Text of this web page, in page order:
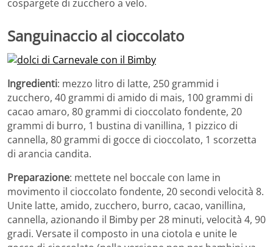
cospargete di zucchero a velo.
Sanguinaccio al cioccolato
Ingredienti: mezzo litro di latte, 250 grammid i
zucchero, 40 grammi di amido di mais, 100 grammi di
cacao amaro, 80 grammi di cioccolato fondente, 20
grammi di burro, 1 bustina di vanillina, 1 pizzico di
cannella, 80 grammi di gocce di cioccolato, 1 scorzetta
di arancia candita.
Preparazione: mettete nel boccale con lame in
movimento il cioccolato fondente, 20 secondi velocità 8.
Unite latte, amido, zucchero, burro, cacao, vanillina,
cannella, azionando il Bimby per 28 minuti, velocità 4, 90
gradi. Versate il composto in una ciotola e unite le